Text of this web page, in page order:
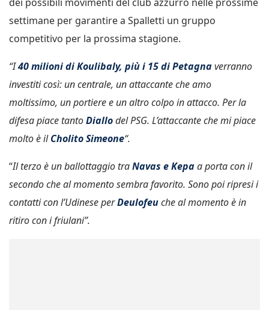
settimane per garantire a Spalletti un gruppo
competitivo per la prossima stagione.
“I40 milioni di Koulibaly, più i 15 di Petagnaverranno
investiti così: un centrale, un attaccante che amo
moltissimo, un portiere e un altro colpo in attacco. Per la
difesa piace tantoDiallodel PSG. L’attaccante che mi piace
molto è ilCholito Simeone“.
“Il terzo è un ballottaggio traNavas e Kepaa porta con il
secondo che al momento sembra favorito. Sono poi ripresi i
contatti con l’Udinese perDeulofeuche al momento è in
ritiro con i friulani”.